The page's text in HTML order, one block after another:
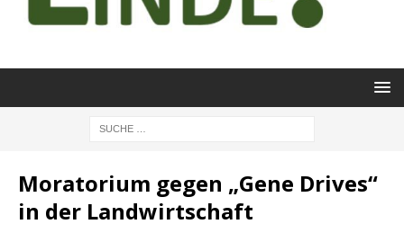
Moratorium gegen „Gene Drives“
in der Landwirtschaft